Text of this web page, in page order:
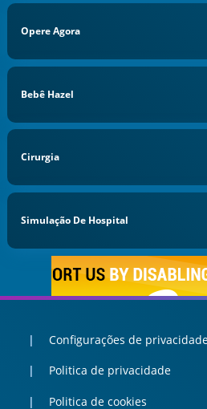
Opere Agora
Bebê Hazel
Cirurgia
Simulação De Hospital
Configurações de
Politica de privacidade
Politica de cookies